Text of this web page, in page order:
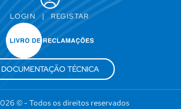
LOGIN | REGISTAR
DOCUMENTAÇÃO TÉCNICA
© - Todos os direitos reservados